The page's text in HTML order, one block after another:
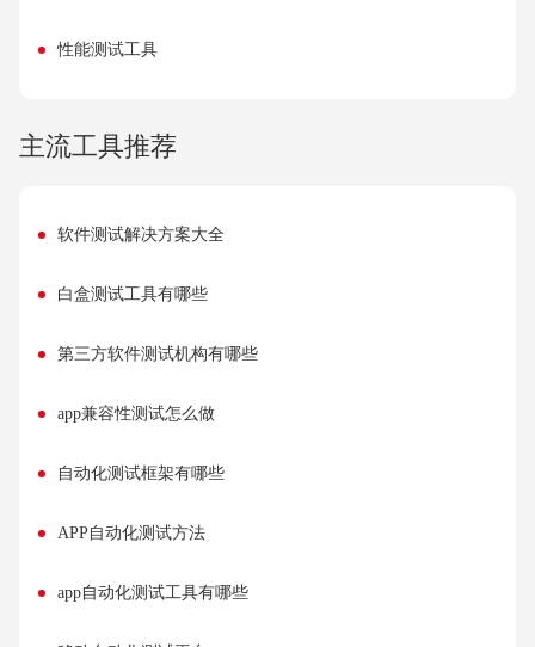
性能测试工具
主流工具推荐
软件测试解决方案大全
白盒测试工具有哪些
第三方软件测试机构有哪些
app兼容性测试怎么做
自动化测试框架有哪些
APP自动化测试方法
app自动化测试工具有哪些